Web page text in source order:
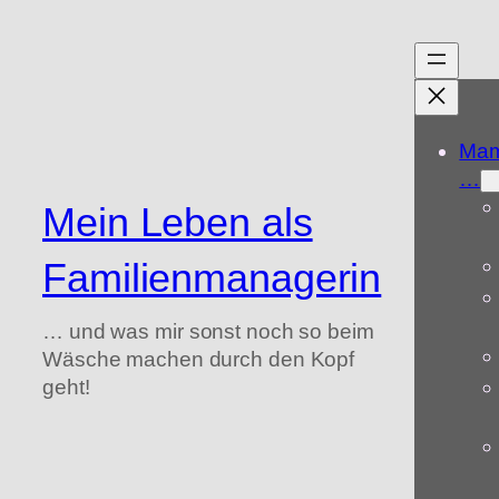
Mein Leben als
Familienmanagerin
… und was mir sonst noch so beim
Wäsche machen durch den Kopf
geht!
…